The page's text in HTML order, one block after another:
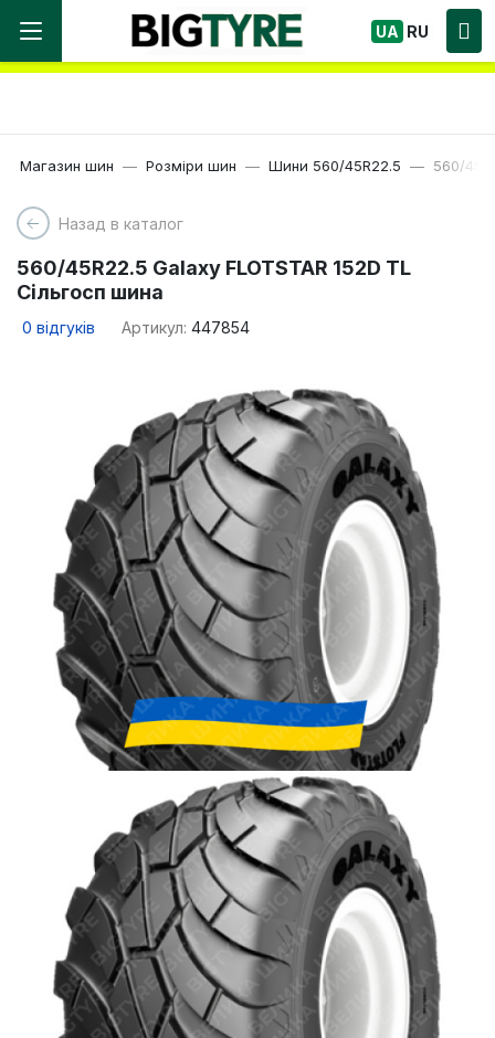
Ми працюємо! Великий вибір Шин, швидка
доставка по Україні!
UA RU
Магазин шин Розміри шин Шини 560/45R22.5 560/
Назад в каталог
560/45R22.5 Galaxy FLOTSTAR 152D TL
Сільгосп шина
0 відгуків Артикул: 447854